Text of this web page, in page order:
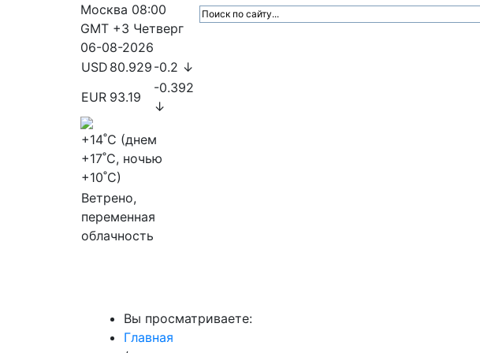
Москва 08:00
GMT +3 Четверг
06-08-2026
USD 80.929 -0.2 ↓
EUR 93.19
-0.392
↓
+14˚C (днем
+17˚C, ночью
+10˚C)
Ветрено,
переменная
облачность
Вы просматриваете:
Главная